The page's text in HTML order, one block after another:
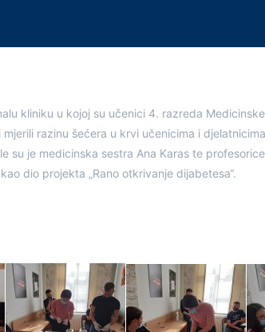
kliniku u kojoj su učenici 4. razreda
razinu šećera u krvi učenicima i
su je medicinska sestra Ana Karas te
dio projekta „Rano otkrivanje dijabetesa“.